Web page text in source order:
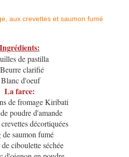
Ingrédients:
de pastilla
clarifié
d'oeuf
La farce:
de fromage Kiribati
poudre d'amande
décortiquées
de saumon fumé
ciboulette séchée